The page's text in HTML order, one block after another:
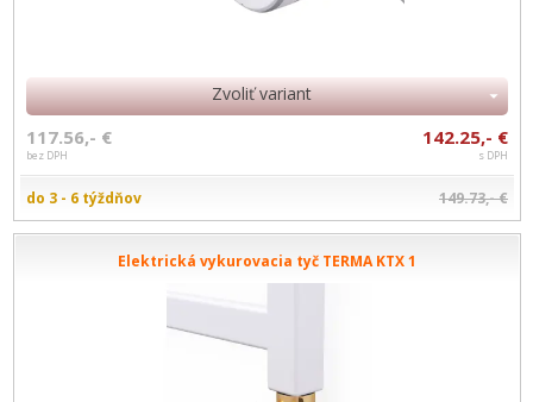
Zvoliť variant
117.56,- €
bez DPH
142.25,- €
s DPH
do 3 - 6 týždňov 149.73,- €
Elektrická vykurovacia tyč TERMA KTX 1